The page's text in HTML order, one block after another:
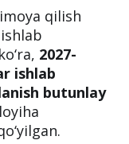
yildan
qilish
ishlab